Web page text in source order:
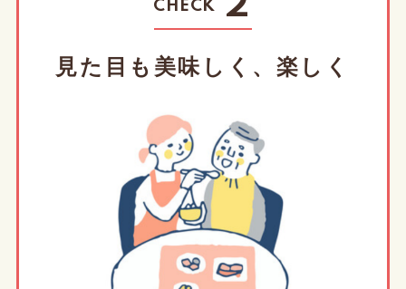
CHECK
見た目も美味しく、楽しく